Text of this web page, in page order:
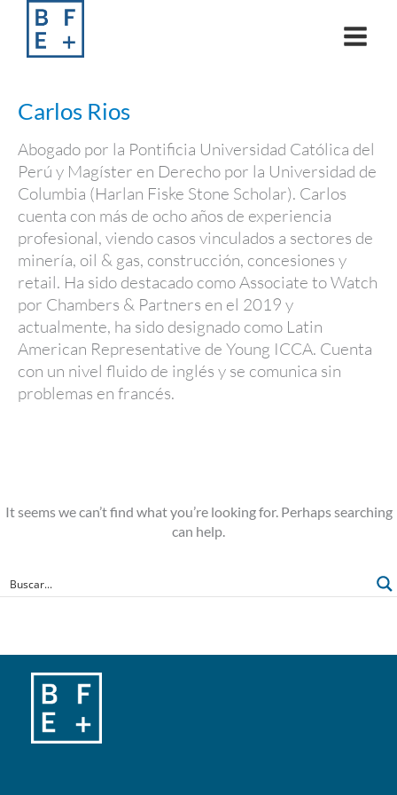
content
Carlos Rios
Abogado por la Pontificia Universidad Católica del
Perú y Magíster en Derecho por la Universidad de
Columbia (Harlan Fiske Stone Scholar). Carlos
cuenta con más de ocho años de experiencia
profesional, viendo casos vinculados a sectores de
minería, oil & gas, construcción, concesiones y
retail. Ha sido destacado como Associate to Watch
por Chambers & Partners en el 2019 y
actualmente, ha sido designado como Latin
American Representative de Young ICCA. Cuenta
con un nivel fluido de inglés y se comunica sin
problemas en francés.
It seems we can’t find what you’re looking for. Perhaps searching
can help.